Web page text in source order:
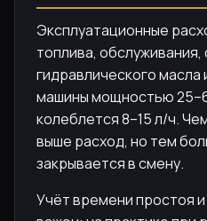
Эксплуатационные
топлива, обслуживания,
гидравлического масла
машины мощностью
колеблется 8–15 л/ч.
выше расход, но тем
закрывается в смену.
Учёт времени простоя